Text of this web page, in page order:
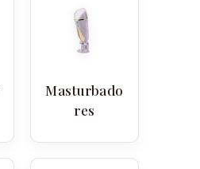
Masturbado
res